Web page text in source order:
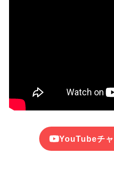
YouTubeチ